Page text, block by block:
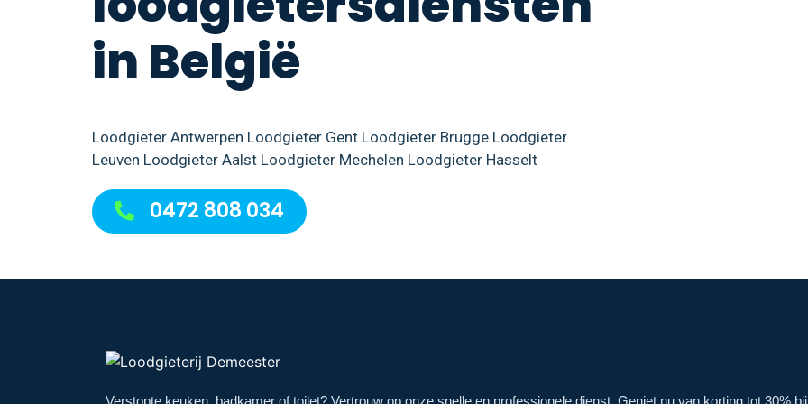
in België
Loodgieter Antwerpen Loodgieter Gent Loodgieter Brugge Loodgieter
Leuven Loodgieter Aalst Loodgieter Mechelen Loodgieter Hasselt
0472 808 034
Verstopte keuken, badkamer of toilet? Vertrouw op onze snelle en professionele dienst. Geniet nu van korting tot 30%